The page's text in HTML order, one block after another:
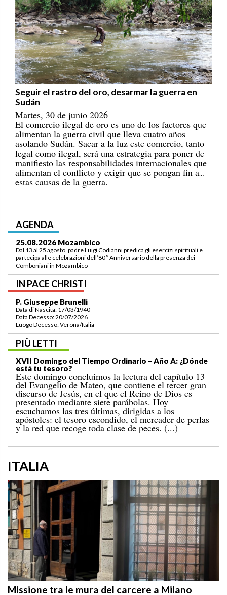
Seguir el rastro del oro, desarmar la guerra en
Sudán
Martes, 30 de junio 2026
El comercio ilegal de oro es uno de los factores que
alimentan la guerra civil que lleva cuatro años
asolando Sudán. Sacar a la luz este comercio, tanto
legal como ilegal, será una estrategia para poner de
manifiesto las responsabilidades internacionales que
alimentan el conflicto y exigir que se pongan fin a
estas causas de la guerra.
AGENDA
03.09.2026 Lomé/Togo
Padre Luigi Codianni e padre Elias Sindjalim partecipano dal 26 agosto al 3
settembre all’incontro della commissione ASCAF sulla riorganizzazione
della regione a Lomé/Togo
IN PACE CHRISTI
P. Bruno Bordonali
Data di Nascita: 01/07/1942
Data Decesso: 13/07/2026
Luogo Decesso: Verona /Italia
PIÙ LETTI
XIX Domingo del Tiempo Ordinario (ciclo A):
«¡Mándame ir hacia ti!»
El Evangelio del domingo pasado nos narraba el
milagro de la multiplicación de los panes para una
gran multitud, en un lugar desierto, que concluyó
con la recogida de doce canastos llenos de sobras. A
aquel acontecimiento le sigue el conocido episodio
de hoy, en el que Jesús camina sobre el mar. [...]
Missione tra le mura del carcere a Milano